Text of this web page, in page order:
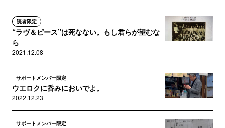
読者限定
“ラヴ＆ピース”は死なない。もし君らが望むな
ら
2021.12.08
サポートメンバー限定
ウエロクに呑みにおいでよ。
2022.12.23
サポートメンバー限定